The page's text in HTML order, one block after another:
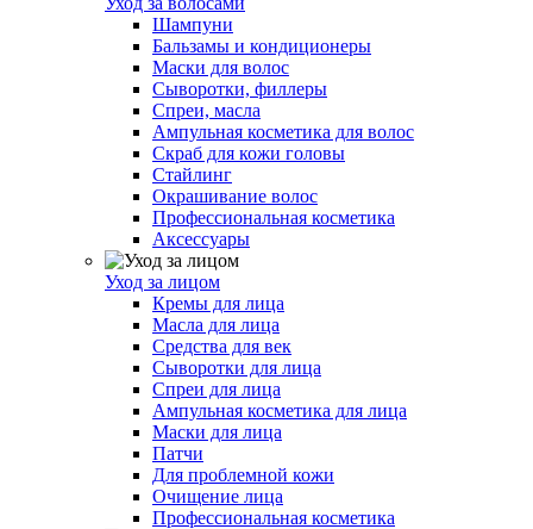
Шампуни
Бальзамы и кондиционеры
Маски для волос
Сыворотки, филлеры
Спреи, масла
Ампульная косметика для волос
Скраб для кожи головы
Стайлинг
Окрашивание волос
Профессиональная косметика
Аксессуары
Уход за лицом
Кремы для лица
Масла для лица
Средства для век
Сыворотки для лица
Спреи для лица
Ампульная косметика для лица
Маски для лица
Патчи
Для проблемной кожи
Очищение лица
Профессиональная косметика